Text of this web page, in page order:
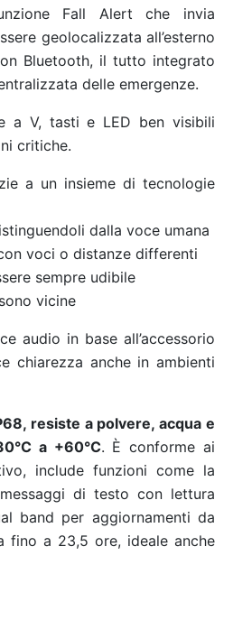
Fall Alert che invia
geolocalizzata all’esterno
Bluetooth, il tutto integrato
delle emergenze.
a V, tasti e LED ben visibili
critiche.
a un insieme di tecnologie
dalla voce umana
voci o distanze differenti
sempre udibile
vicine
audio in base all’accessorio
chiarezza anche in ambienti
resiste a polvere, acqua e
a +60°C. È conforme ai
include funzioni come la
di testo con lettura
band per aggiornamenti da
fino a 23,5 ore, ideale anche